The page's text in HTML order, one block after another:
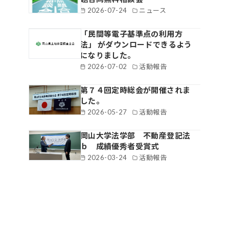
2026-07-24 ニュース
2026-07-02 活動報告
「民間等電子基準点の利用方
法」 がダウンロードできるよう
になりました。
2026-05-27 活動報告
第７４回定時総会が開催されま
した。
2026-03-24 活動報告
岡山大学法学部 不動産登記法
ｂ 成績優秀者受賞式